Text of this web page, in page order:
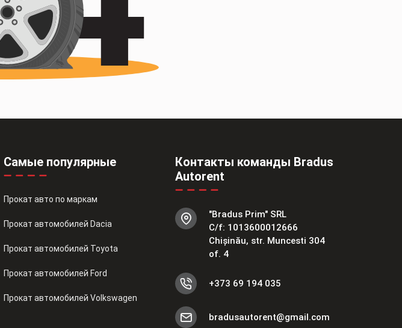
Самые популярные
Прокат авто по маркам
Прокат автомобилей Dacia
Прокат автомобилей Toyota
Прокат автомобилей Ford
Прокат автомобилей Volkswagen
Контакты команды Bradus
Autorent
"Bradus Prim" SRL
C/f: 1013600012666
Chișinău, str. Muncesti 304
of. 4
+373 69 194 035
bradusautorent@gmail.com